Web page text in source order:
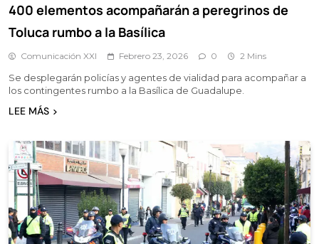
400 elementos acompañarán a peregrinos de
Toluca rumbo a la Basílica
Comunicación XXI Febrero 23, 2026 0 2 Mins
Se desplegarán policías y agentes de vialidad para acompañar a
los contingentes rumbo a la Basílica de Guadalupe.
LEE MÁS